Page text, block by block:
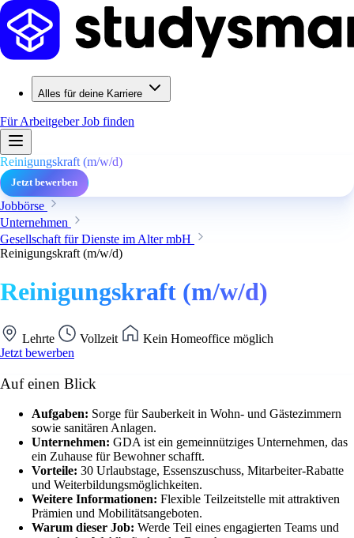
Alles für deine Karriere
Für ArbeitgeberJob finden
Reinigungskraft (m/w/d)
Jetzt bewerben
Jobbörse
Unternehmen
Gesellschaft für Dienste im Alter mbH
Reinigungskraft (m/w/d)
Reinigungskraft (m/w/d)
Lehrte Vollzeit
Kein Homeoffice möglich
Jetzt bewerben
Auf einen Blick
Aufgaben: Sorge für Sauberkeit in Wohn- und Gästezimmern
sowie sanitären Anlagen.
Unternehmen: GDA ist ein gemeinnütziges Unternehmen, das
ein Zuhause für Bewohner schafft.
Vorteile: 30 Urlaubstage, Essenszuschuss, Mitarbeiter-Rabatte
und Weiterbildungsmöglichkeiten.
Weitere Informationen: Flexible Teilzeitstelle mit attraktiven
Prämien und Mobilitätsangeboten.
Warum dieser Job: Werde Teil eines engagierten Teams und